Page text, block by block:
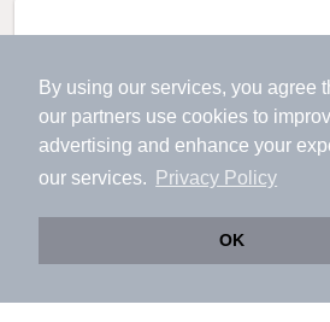
By using our services, you agree
our partners use cookies to
advertising and enhance your
our services.
Privacy Policy
OK
アプリに切り替えて、サクサク
会員登録なしですぐ使える。マップ